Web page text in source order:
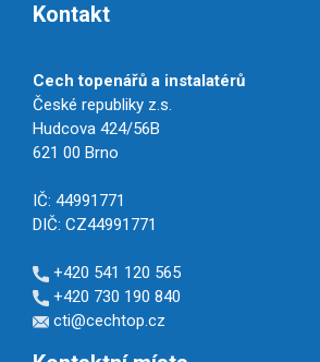
Kontakt
Cech topenářů a instalatérů
České republiky z.s.
Hudcova 424/56B
621 00 Brno
IČ: 44991771
DIČ: CZ44991771
+420 541 120 565
+420 730 190 840
cti@cechtop.cz